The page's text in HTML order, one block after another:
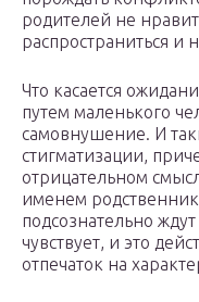
родителей не
распространиться и
Что касается
путем маленького
самовнушение. И
стигматизации,
отрицательном
именем
подсознательно
чувствует, и это
отпечаток на